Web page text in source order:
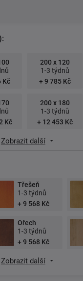
Kč
200 x 120
1-3 týdnů
+ 9 785 Kč
Kč
200 x 180
1-3 týdnů
+ 12 453 Kč
Zobrazit další
Třešeň
1-3 týdnů
+ 9 568 Kč
Ořech
1-3 týdnů
+ 9 568 Kč
Zobrazit další